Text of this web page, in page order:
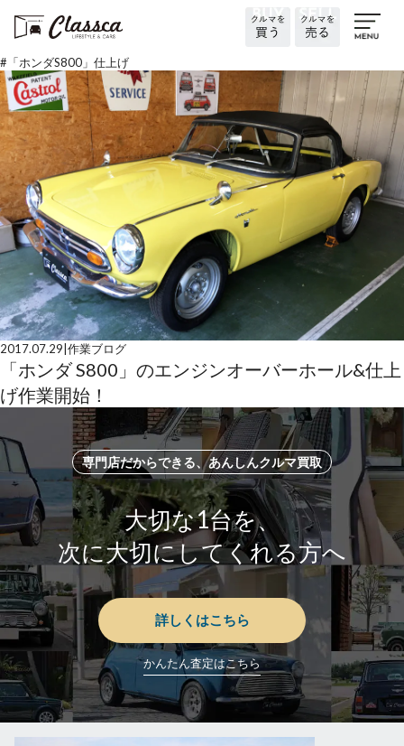
# 「ホンダS800」仕上げ
2017.07.29 作業ブログ
「ホンダ S800」のエンジンオーバーホール&仕上
げ作業開始！
専門店だからできる、あんしんクルマ買取
大切な1台を、
次に大切にしてくれる方へ
詳しくはこちら
かんたん査定はこちら